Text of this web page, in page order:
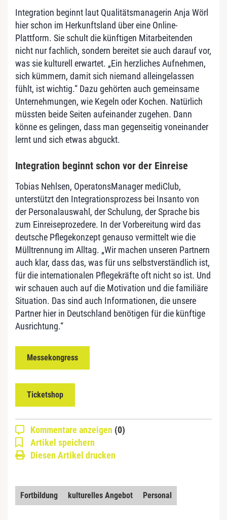
Integration beginnt laut Qualitätsmanagerin Anja Wörl
hier schon im Herkunftsland über eine Online-
Plattform. Sie schult die künftigen Mitarbeitenden
nicht nur fachlich, sondern bereitet sie auch darauf vor,
was sie kulturell erwartet. „Ein herzliches Aufnehmen,
sich kümmern, damit sich niemand alleingelassen
fühlt, ist wichtig.“ Dazu gehörten auch gemeinsame
Unternehmungen, wie Kegeln oder Kochen. Natürlich
müssten beide Seiten aufeinander zugehen. Dann
könne es gelingen, dass man gegenseitig voneinander
lernt und sich etwas abguckt.
Integration beginnt schon vor der Einreise
Tobias Nehlsen, OperatonsManager mediClub,
unterstützt den Integrationsprozess bei Insanto von
der Personalauswahl, der Schulung, der Sprache bis
zum Einreiseprozedere. In der Vorbereitung wird das
deutsche Pflegekonzept genauso vermittelt wie die
Mülltrennung im Alltag. „Wir machen unseren Partnern
auch klar, dass das, was für uns selbstverständlich ist,
für die internationalen Pflegekräfte oft nicht so ist. Und
wir schauen auch auf die Motivation und die familiäre
Situation. Das sind auch Informationen, die unsere
Partner hier in Deutschland benötigen für die künftige
Ausrichtung.“
Messekongress
Ticketshop
Kommentare anzeigen (0)
Artikel speichern
Diesen Artikel drucken
Fortbildung kulturelles Angebot Personal